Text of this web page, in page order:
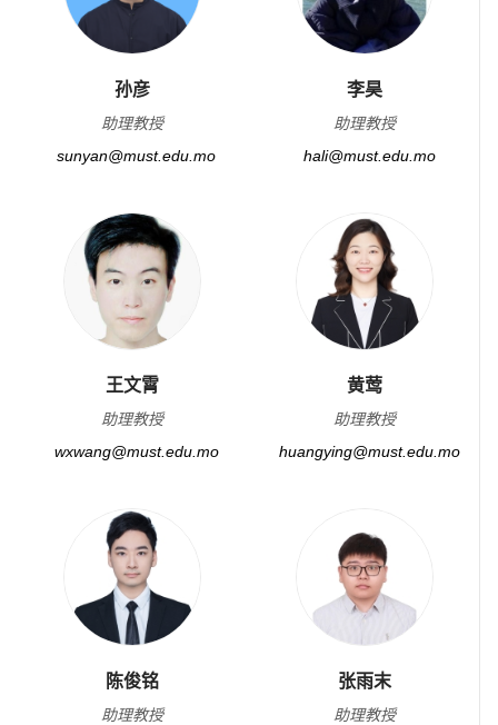
孙彦
助理教授
sunyan@must.edu.mo
李昊
助理教授
hali@must.edu.mo
王文霄
助理教授
wxwang@must.edu.mo
黄莺
助理教授
huangying@must.edu.mo
陈俊铭
助理教授
张雨末
助理教授